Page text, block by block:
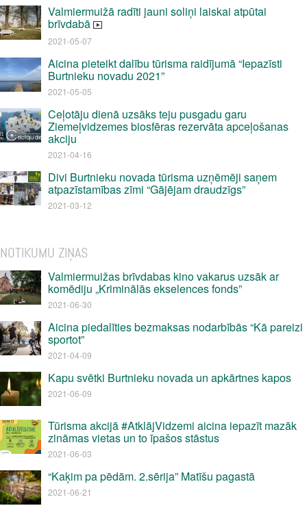
Valmiermuižā radīti jauni soliņi laiskai atpūtai
brīvdabā
2021-05-07
Aicina pieteikt dalību tūrisma raidījumā “Iepazīsti
Burtnieku novadu 2021”
2021-05-05
Ceļotāju dienā uzsāks teju pusgadu garu
Ziemeļvidzemes biosfēras rezervāta apceļošanas
akciju
2021-04-16
Divi Burtnieku novada tūrisma uzņēmēji saņem
atpazīstamības zīmi “Gājējam draudzīgs”
2021-03-12
NOTIKUMU ZIŅAS
Valmiermuižas brīvdabas kino vakarus uzsāk ar
komēdiju „Kriminālās ekselences fonds”
2021-06-30
Aicina piedalīties bezmaksas nodarbībās “Kā pareizi
sportot”
2021-04-09
Kapu svētki Burtnieku novada un apkārtnes kapos
2021-06-09
Tūrisma akcijā #AtklājVidzemi aicina iepazīt mazāk
zināmas vietas un to īpašos stāstus
2021-06-03
“Kaķim pa pēdām. 2.sērija” Matīšu pagastā
2021-06-21